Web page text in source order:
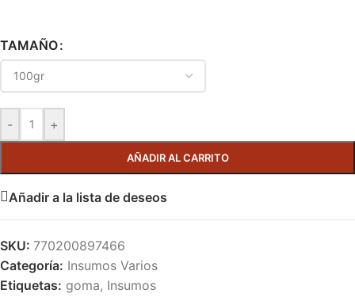
TAMAÑO
- +
AÑADIR AL CARRITO
Añadir a la lista de deseos
SKU: 770200897466
Categoría: Insumos Varios
Etiquetas: goma, Insumos